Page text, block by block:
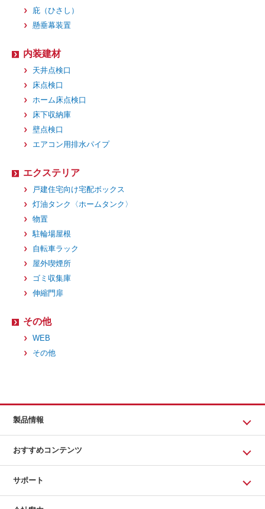
庇（ひさし）
懸垂幕装置
内装建材
天井点検口
床点検口
ホーム床点検口
床下収納庫
壁点検口
エアコン用排水パイプ
エクステリア
戸建住宅向け宅配ボックス
灯油タンク〈ホームタンク〉
物置
駐輪場屋根
自転車ラック
屋外喫煙所
ゴミ収集庫
伸縮門扉
その他
WEB
その他
製品情報
おすすめコンテンツ
サポート